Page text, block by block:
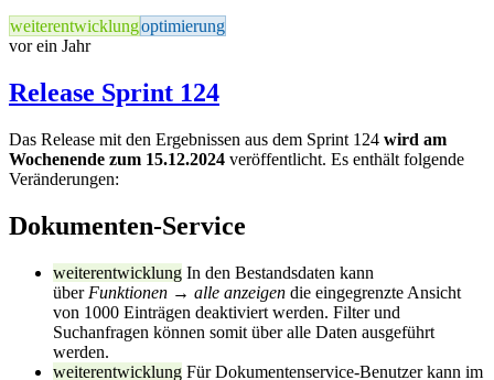
weiterentwicklungoptimierung
vor ein Jahr
Release Sprint 124
Das Release mit den Ergebnissen aus dem Sprint 124 wird am
Wochenende zum 15.12.2024 veröffentlicht. Es enthält folgende
Veränderungen:
Dokumenten-Service
weiterentwicklung In den Bestandsdaten kann
über Funktionen → alle anzeigen die eingegrenzte Ansicht
von 1000 Einträgen deaktiviert werden. Filter und
Suchanfragen können somit über alle Daten ausgeführt
werden.
weiterentwicklung Für Dokumentenservice-Benutzer kann im